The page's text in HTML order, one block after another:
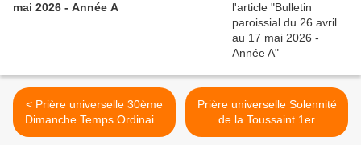
mai 2026 - Année A
< Prière universelle 30ème
Dimanche Temps Ordinaire
29 octobre 2017 Année A
Prière universelle Solennité
de la Toussaint 1er
novembre 2017 >